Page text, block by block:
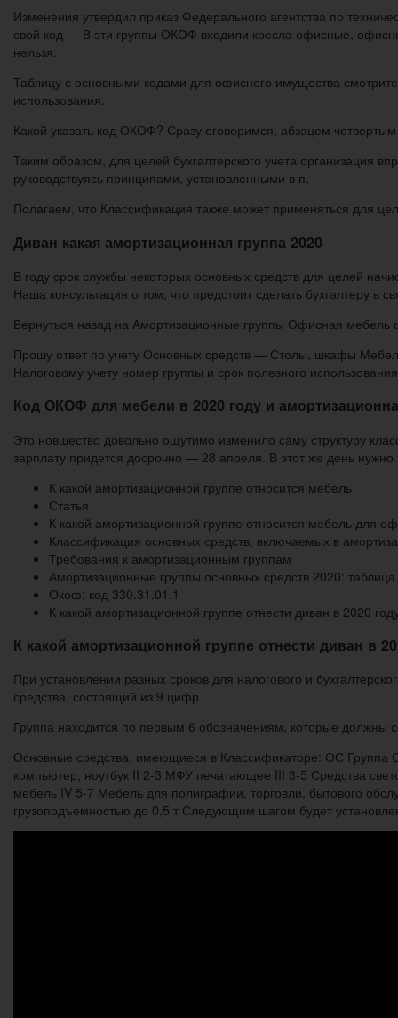
Изменения утвердил приказ Федерального агентства по
свой код — В эти группы ОКОФ входили кресла офисные,
нельзя.
Таблицу с основными кодами для офисного имущества
использования.
Какой указать код ОКОФ? Сразу оговоримся, абзацем
Таким образом, для целей бухгалтерского учета организация
руководствуясь принципами, установленными в п.
Полагаем, что Классификация также может применяться для
Диван какая амортизационная группа 2020
В году срок службы некоторых основных средств для целей
Наша консультация о том, что предстоит сделать бухгалтеру в
Вернуться назад на Амортизационные группы Офисная мебель
Прошу ответ по учету Основных средств — Столы, шкафы
Налоговому учету номер группы и срок полезного
Код ОКОФ для мебели в 2020 году и
Это новшество довольно ощутимо изменило саму структуру
зарплату придется досрочно — 28 апреля. В этот же день
К какой амортизационной группе относится мебель
Статья
К какой амортизационной группе относится мебель для
Классификация основных средств, включаемых в
Требования к амортизационным группам
Амортизационные группы основных средств 2020: таблица
Окоф: код 330.31.01.1
К какой амортизационной группе отнести диван в 2020
К какой амортизационной группе отнести диван в
При установлении разных сроков для налогового и
средства, состоящий из 9 цифр.
Группа находится по первым 6 обозначениям, которые должны
Основные средства, имеющиеся в Классификаторе: ОС Группа
компьютер, ноутбук II 2-3 МФУ печатающее III 3-5 Средства
мебель IV 5-7 Мебель для полиграфии, торговли, бытового
грузоподъемностью до 0,5 т Следующим шагом будет